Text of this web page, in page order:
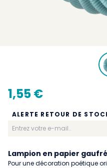
1,55 €
ALERTE RETOUR DE
Lampion en papier
Pour une décoration poétique